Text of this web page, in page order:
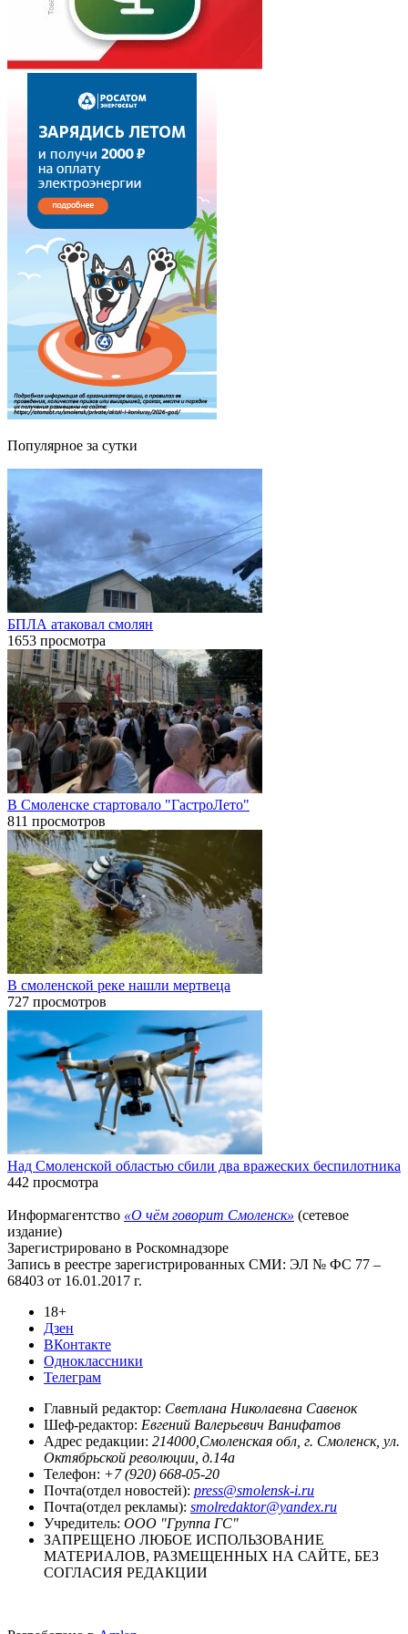
Популярное за сутки
БПЛА атаковал смолян
1653 просмотра
В Смоленске стартовало "ГастроЛето"
811 просмотров
В смоленской реке нашли мертвеца
727 просмотров
Над Смоленской областью сбили два вражеских беспилотника
442 просмотра
Информагентство «О чём говорит Смоленск» (сетевое
издание)
Зарегистрировано в Роскомнадзоре
Запись в реестре зарегистрированных СМИ: ЭЛ № ФС 77 –
68403 от 16.01.2017 г.
18+
Дзен
ВКонтакте
Одноклассники
Телеграм
Главный редактор: Светлана Николаевна Савенок
Шеф-редактор: Евгений Валерьевич Ванифатов
Адрес редакции: 214000,Смоленская обл, г. Смоленск, ул.
Октябрьской революции, д.14а
Телефон: +7 (920) 668-05-20
Почта(отдел новостей): press@smolensk-i.ru
Почта(отдел рекламы): smolredaktor@yandex.ru
Учредитель: ООО "Группа ГС"
ЗАПРЕЩЕНО ЛЮБОЕ ИСПОЛЬЗОВАНИЕ
МАТЕРИАЛОВ, РАЗМЕЩЕННЫХ НА САЙТЕ, БЕЗ
СОГЛАСИЯ РЕДАКЦИИ